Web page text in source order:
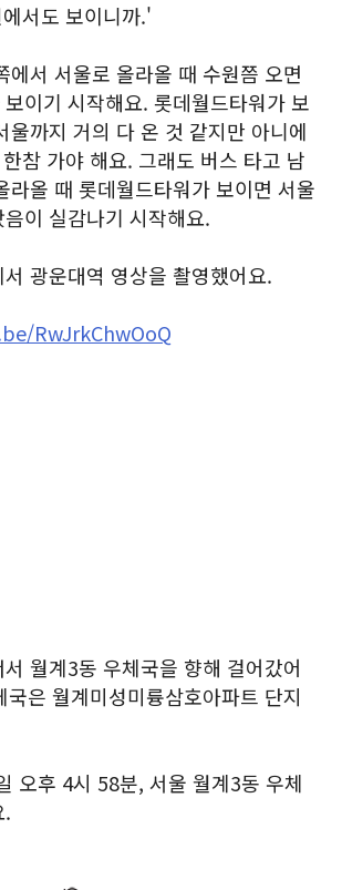
서도 보이니까.'
에서 서울로 올라올 때 수원쯤 오면
이기 시작해요. 롯데월드타워가 보
울까지 거의 다 온 것 같지만 아니에
참 가야 해요. 그래도 버스 타고 남
라올 때 롯데월드타워가 보이면 서울
이 실감나기 시작해요.
광운대역 영상을 촬영했어요.
RwJrkChwOoQ
월계3동 우체국을 향해 걸어갔어
은 월계미성미륭삼호아파트 단지
오후 4시 58분, 서울 월계3동 우체
.